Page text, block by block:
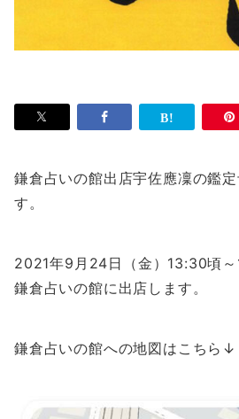
鎌倉占いの館出店宇佐應凜の鑑
す。
2021年9月24日（金）13:30頃
鎌倉占いの館に出店します。
鎌倉占いの館への地図はこちら↓